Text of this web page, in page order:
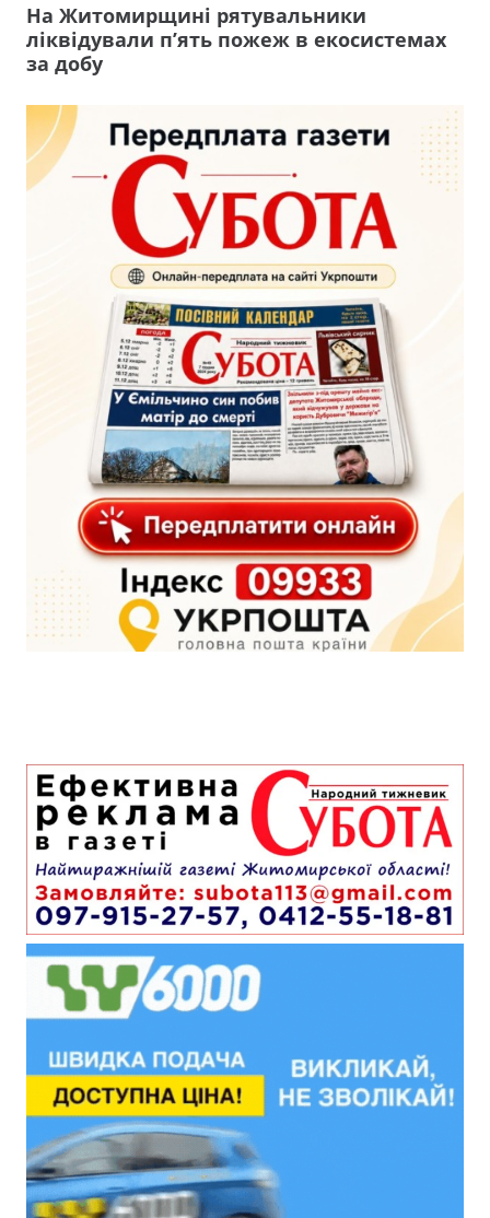
На Житомирщині рятувальники
ліквідували п’ять пожеж в екосистемах
за добу